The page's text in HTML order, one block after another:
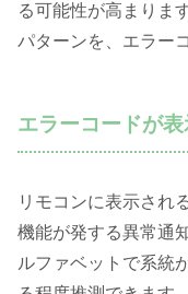
る可能性が高まりま
パターンを、エラー
エラーコードが
リモコンに表示され
機能が発する異常通
ルファベットで系統